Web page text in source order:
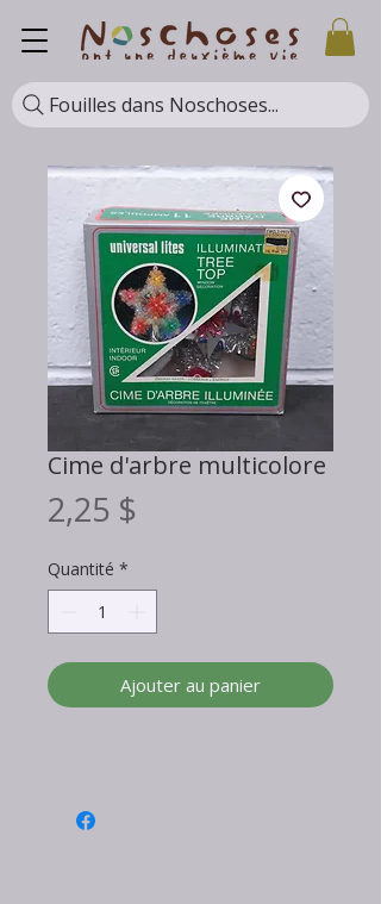
Fouilles dans Noschoses...
Cime d'arbre multicolore
2,25 $
Quantité *
Ajouter au panier